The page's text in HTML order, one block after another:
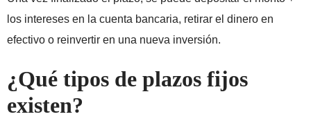
los intereses en la cuenta bancaria, retirar el dinero en
efectivo o reinvertir en una nueva inversión.
¿Qué tipos de plazos fijos
existen?